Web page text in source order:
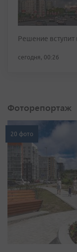
Решение вступит
сегодня, 00:26
Фоторепортаж
20 фото